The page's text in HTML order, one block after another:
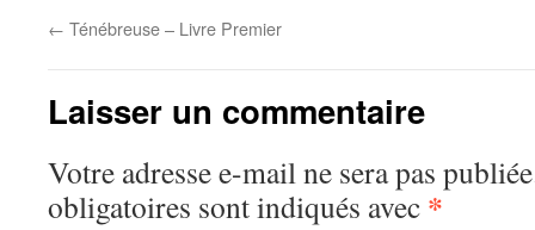
← Ténébreuse – Livre Premier
Laisser un commentaire
Votre adresse e-mail ne sera pas
obligatoires sont indiqués avec *